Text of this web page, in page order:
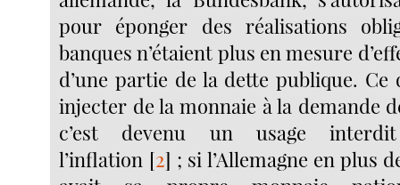
pour éponger des réalisations
banques n’étaient plus en mesure
d’une partie de la dette publique.
injecter de la monnaie à la demande
c’est devenu un usage
l’inflation [2] ; si l’Allemagne en plus